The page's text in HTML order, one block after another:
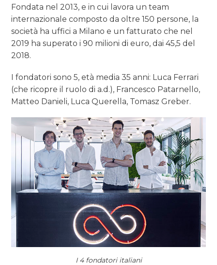
CASE HISTORY
OPINIONI
Fondata nel 2013, e in cui lavora un team
internazionale composto da oltre 150 persone, la
società ha uffici a Milano e un fatturato che nel
2019 ha superato i 90 milioni di euro, dai 45,5 del
2018.
I fondatori sono 5, età media 35 anni: Luca Ferrari
(che ricopre il ruolo di a.d.), Francesco Patarnello,
Matteo Danieli, Luca Querella, Tomasz Greber.
I 4 fondatori italiani